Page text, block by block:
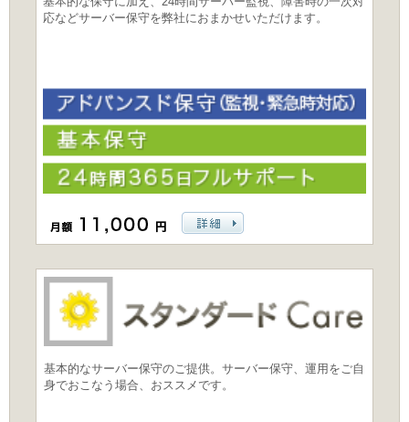
応などサーバー保守を弊社におまかせいただけます。
基本的なサーバー保守のご提供。サーバー保守、運用をご自
身でおこなう場合、おススメです。